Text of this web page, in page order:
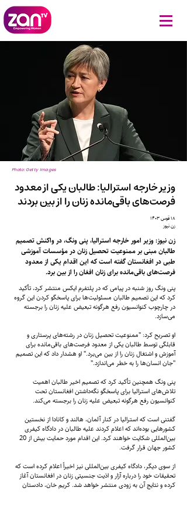
Photo: Getty Images
وزیر خارجه استرالیا: طالبان یکی از معدود
فرصت‌های باقی‌مانده زنان را از بین بردند
۱۸ قوس ۱۴۰۳
زن نیوز
زن نیوز: وزیر امور خارجه استرالیا، پنی ونگ، در واکنش تصمیم
طالبان مبنی بر ممنوعیت تحصیل زنان در مؤسسات آموزشی
طبی در افغانستان گفته است که این اقدام یکی از معدود
فرصت‌های باقی‌مانده برای زنان افغان را از بین برد.
پنی ونگ روز شنبه در پیامی که در پلتفرم ایکس منتشر کرد، تأکید
کرد که این تصمیم طالبان مسئولیت‌ها برای پاسخگو کردن این گروه
در چارچوب کنوانسیون رفع هرگونه تبعیض علیه زنان را برجسته‌
می‌سازد.
او تصریح کرد: "ممنوعیت تحصیل زنان در رشته‌های پرستاری و
قابلگی توسط طالبان یکی از معدود فرصت‌های باقی‌مانده برای
آموزش و اشتغال زنان را از بین می‌برد." او هشدار داد که این تصمیم
"جان انسان‌ها را به خطر می‌اندازد."
پنی ونگ همچنین تأکید کرد که تصمیم اخیر طالبان اهمیت
تلاش‌های استرالیا برای پاسخگو نگه‌داشتن افغانستان تحت
کنوانسیون رفع هرگونه تبعیض علیه زنان را برجسته می‌کند.
گفتنی است که استرالیا در کنار آلمان، هالند و کانادا از نخستین
کشورهایی بوده‌اند که اعلام کردند علیه طالبان در دادگاه کیفری
بین‌المللی شکایت خواهند کرد. این اقدام مورد حمایت بیش از 20
کشور جهان قرار گرفت.
از سوی دیگر، دادگاه کیفری بین‌المللی نیز اخیراً اعلام کرده است که
تحقیقات خود را درباره آزار و اذیت جنسیتی زنان در افغانستان آغاز
کرده و نتایج آن به زودی منتشر خواهد شد. کریم خان، دادستان